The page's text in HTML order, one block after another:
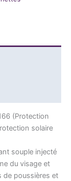
(Protection
solaire
souple injecté
du visage et
poussières et